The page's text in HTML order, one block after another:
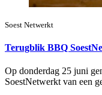
Soest Netwerkt
Terugblik BBQ
Op donderdag 25 juni
SoestNetwerkt van een